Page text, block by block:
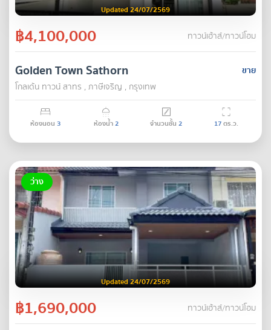
Updated 24/07/2569
฿4,100,000 ทาวน์เฮ้าส์/ทาวน์โฮม
ขาย
Golden Town Sathorn
โกลเด้น ทาวน์ สาทร , ภาษีเจริญ , กรุงเทพ
ห้องนอน 3 ห้องน้ำ2 จำนวนชั้น 2 17ตร.ว.
ว่าง
Updated 24/07/2569
฿1,690,000 ทาวน์เฮ้าส์/ทาวน์โฮม